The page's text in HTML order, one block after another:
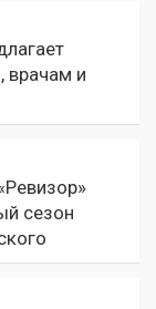
врачам и
сезон